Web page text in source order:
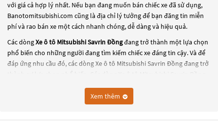
với giá cả hợp lý nhất. Nếu bạn đang muốn bán chiếc xe đã sử dụng,
Banotomitsubishi.com cũng là địa chỉ lý tưởng để bạn đăng tin miễn
phí và rao bán xe một cách nhanh chóng, dễ dàng và hiệu quả.
Các dòngXe ô tô Mitsubishi Savrin Đồngđang trở thành một lựa chọn
phổ biến cho những người đang tìm kiếm chiếc xe đáng tin cậy. Và để
đáp ứng nhu cầu đó, các dòngXe ô tô Mitsubishi Savrin Đồngđang trở
thành sự lựa chọn phổ biến. Các dòng
Xe ô tô Mitsubishi Savrin Đồng
dòng xe mới với thiết kế hiện đại và công nghệ tiên tiến. Các dòng
này đều được kiểm tra và bảo dưỡng kỹ
Xem thêm